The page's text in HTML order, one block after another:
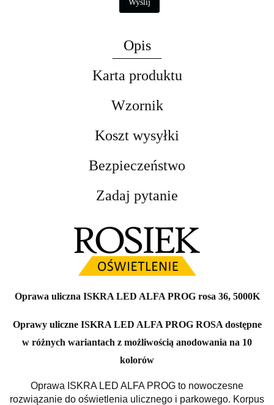
Wyślij
Opis
Karta produktu
Wzornik
Koszt wysyłki
Bezpieczeństwo
Zadaj pytanie
Oprawa uliczna ISKRA LED ALFA PROG rosa 36, 5000K
Oprawy uliczne ISKRA LED ALFA PROG ROSA dostępne
w różnych wariantach z możliwością anodowania na 10
kolorów
Oprawa ISKRA LED ALFA PROG to nowoczesne
rozwiązanie do oświetlenia ulicznego i parkowego. Korpus